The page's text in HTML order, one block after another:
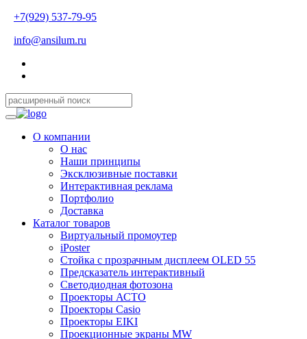
+7(929) 537-79-95
info@ansilum.ru
О компании
О нас
Наши принципы
Эксклюзивные поставки
Интерактивная реклама
Портфолио
Доставка
Каталог товаров
Виртуальный промоутер
iPoster
Стойка с прозрачным дисплеем OLED 55
Предсказатель интерактивный
Светодиодная фотозона
Проекторы АСТО
Проекторы Casio
Проекторы EIKI
Проекционные экраны MW